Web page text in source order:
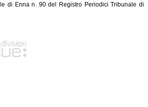
di Enna n. 90 del Registro Periodici Tribunale di